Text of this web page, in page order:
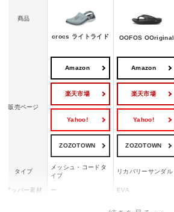
商品
crocs ライトライド OOFOS OOriginal
販売ページ
Amazon
楽天市場
Yahoo!
ZOZOTOWN
Amazon
楽天市場
Yahoo!
ZOZOTOWN
タイプ
メッシュ・コードタ
イプ
リカバリーサンダル
アッパー素材 ー EVA